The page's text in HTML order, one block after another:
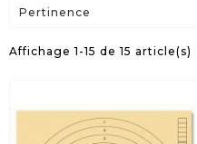
Pertinence
Affichage 1-15 de 15 article(s)